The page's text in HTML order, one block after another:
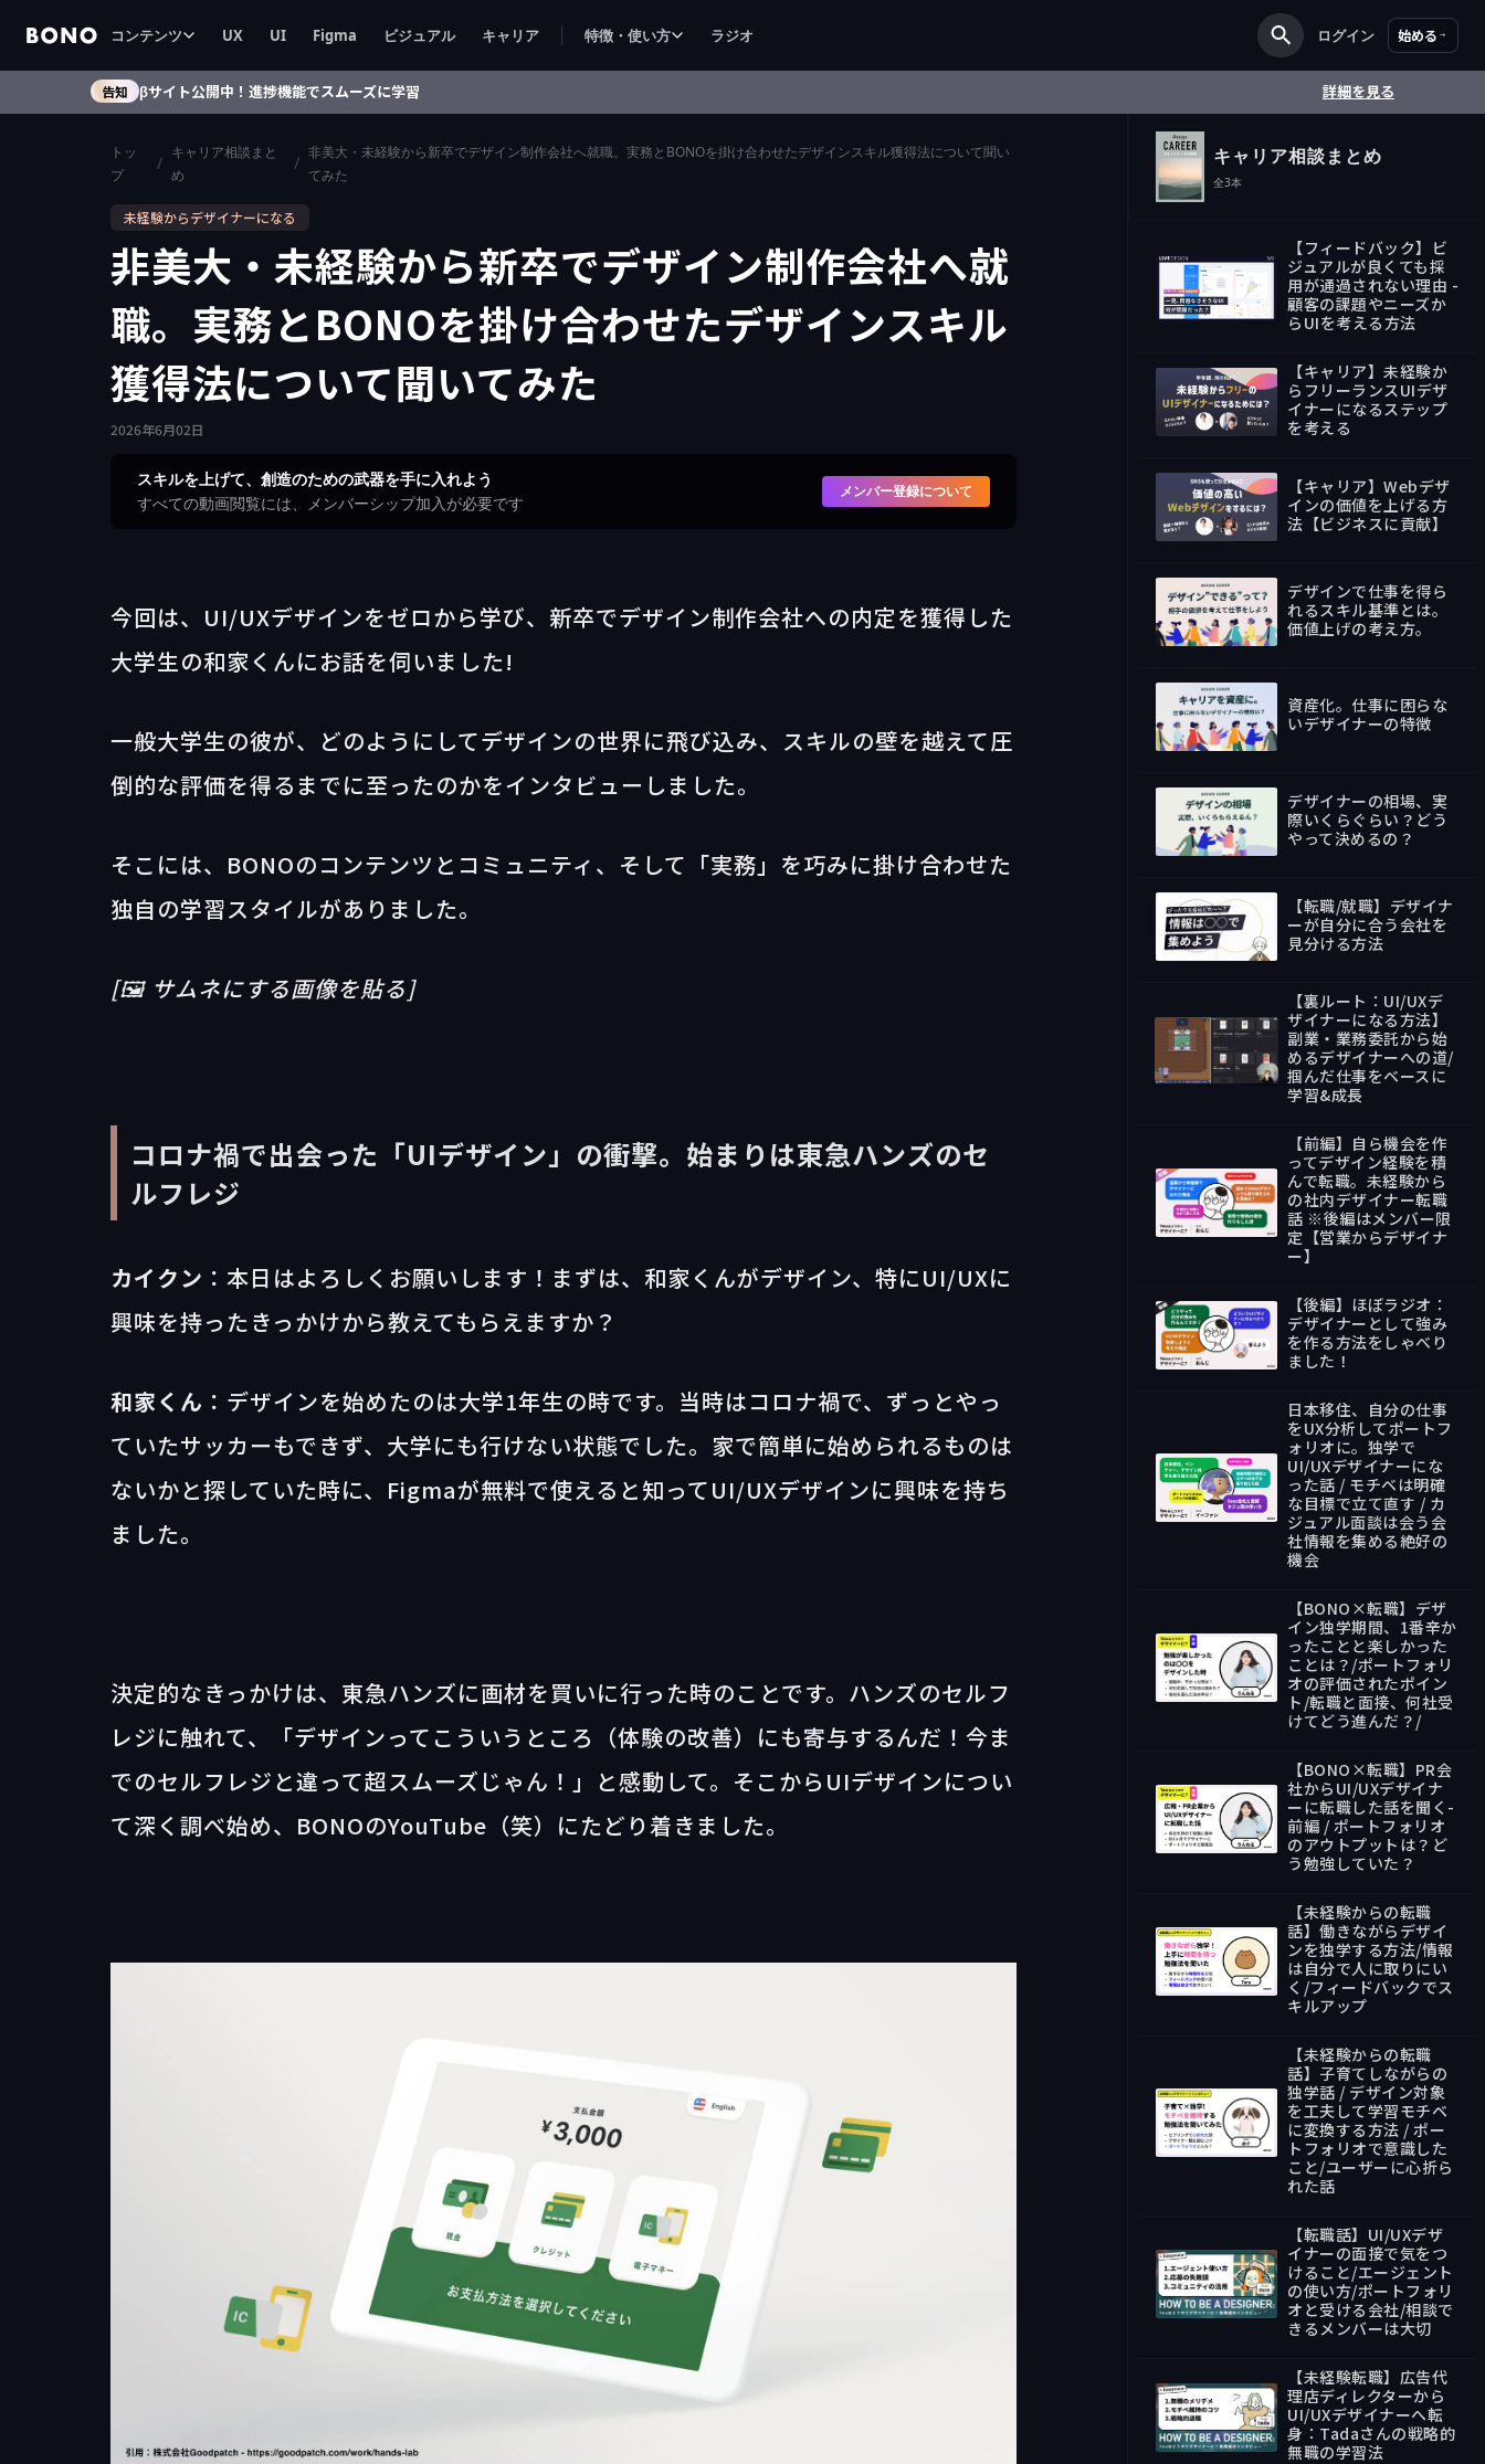
コンテンツ UX UI Figma ビジュアル キャリア 特徴・使い方 ラジオ ログイン 始める
告知 βサイト公開中！進捗機能でスムーズに学習 詳細を見る
トッ
プ
/
キャリア相談まと
め
/
非美大・未経験から新卒でデザイン制作会社へ就職。実務とBONOを掛け合わせたデザインスキル獲得法について聞い
てみた
未経験からデザイナーになる
非美大・未経験から新卒でデザイン制作会社へ就
職。実務とBONOを掛け合わせたデザインスキル
獲得法について聞いてみた
2026年6月02日
スキルを上げて、創造のための武器を手に入れよう
すべての動画閲覧には、メンバーシップ加入が必要です
メンバー登録について
今回は、UI/UXデザインをゼロから学び、新卒でデザイン制作会社への内定を獲得した
大学生の和家くんにお話を伺いました!
一般大学生の彼が、どのようにしてデザインの世界に飛び込み、スキルの壁を越えて圧
倒的な評価を得るまでに至ったのかをインタビューしました。
そこには、BONOのコンテンツとコミュニティ、そして「実務」を巧みに掛け合わせた
独自の学習スタイルがありました。
[🖼️ サムネにする画像を貼る]
コロナ禍で出会った「UIデザイン」の衝撃。始まりは東急ハンズのセ
ルフレジ
カイクン ：本日はよろしくお願いします！まずは、和家くんがデザイン、特にUI/UXに
興味を持ったきっかけから教えてもらえますか？
和家くん ：デザインを始めたのは大学1年生の時です。当時はコロナ禍で、ずっとやっ
ていたサッカーもできず、大学にも行けない状態でした。家で簡単に始められるものは
ないかと探していた時に、Figmaが無料で使えると知ってUI/UXデザインに興味を持ち
ました。
決定的なきっかけは、東急ハンズに画材を買いに行った時のことです。ハンズのセルフ
レジに触れて、「デザインってこういうところ（体験の改善）にも寄与するんだ！今ま
でのセルフレジと違って超スムーズじゃん！」と感動して。そこからUIデザインについ
て深く調べ始め、BONOのYouTube（笑）にたどり着きました。
キャリア相談まとめ
全3本
00:00
【フィードバック】ビ
ジュアルが良くても採
用が通過されない理由 -
顧客の課題やニーズか
らUIを考える方法
51:22
【キャリア】未経験か
らフリーランスUIデザ
イナーになるステップ
を考える
1:05:52
【キャリア】Webデザ
インの価値を上げる方
法【ビジネスに貢献】
24:24
デザインで仕事を得ら
れるスキル基準とは。
価値上げの考え方。
25:29
資産化。仕事に困らな
いデザイナーの特徴
13:07
デザイナーの相場、実
際いくらぐらい？どう
やって決めるの？
22:38
【転職/就職】デザイナ
ーが自分に合う会社を
見分ける方法
43:34
【裏ルート：UI/UXデ
ザイナーになる方法】
副業・業務委託から始
めるデザイナーへの道/
掴んだ仕事をベースに
学習&成長
24:49
【前編】自ら機会を作
ってデザイン経験を積
んで転職。未経験から
の社内デザイナー転職
話 ※後編はメンバー限
定【営業からデザイナ
ー】
27:21
【後編】ほぼラジオ：
デザイナーとして強み
を作る方法をしゃべり
ました！
38:40
日本移住、自分の仕事
をUX分析してポートフ
ォリオに。独学で
UI/UXデザイナーにな
った話 / モチベは明確
な目標で立て直す / カ
ジュアル面談は会う会
社情報を集める絶好の
機会
20:43
【BONO×転職】デザ
イン独学期間、1番辛か
ったことと楽しかった
ことは？/ポートフォリ
オの評価されたポイン
ト/転職と面接、何社受
けてどう進んだ？/
20:29
【BONO×転職】PR会
社からUI/UXデザイナ
ーに転職した話を聞く-
前編 / ポートフォリオ
のアウトプットは？ど
う勉強していた？
39:39
【未経験からの転職
話】働きながらデザイ
ンを独学する方法/情報
は自分で人に取りにい
く/フィードバックでス
キルアップ
35:30
【未経験からの転職
話】子育てしながらの
独学話 / デザイン対象
を工夫して学習モチベ
に変換する方法 / ポー
トフォリオで意識した
こと/ユーザーに心折ら
れた話
37:13
【転職話】UI/UXデザ
イナーの面接で気をつ
けること/エージェント
の使い方/ポートフォリ
オと受ける会社/相談で
きるメンバーは大切
43:42
【未経験転職】広告代
理店ディレクターから
UI/UXデザイナーへ転
身：Tadaさんの戦略的
無職の学習法